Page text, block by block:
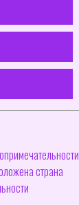
страна